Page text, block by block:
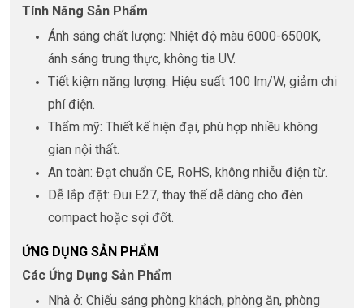
Tính Năng Sản Phẩm
Ánh sáng chất lượng: Nhiệt độ màu 6000-6500K,
ánh sáng trung thực, không tia UV.
Tiết kiệm năng lượng: Hiệu suất 100 lm/W, giảm chi
phí điện.
Thẩm mỹ: Thiết kế hiện đại, phù hợp nhiều không
gian nội thất.
An toàn: Đạt chuẩn CE, RoHS, không nhiễu điện từ.
Dễ lắp đặt: Đui E27, thay thế dễ dàng cho đèn
compact hoặc sợi đốt.
ỨNG DỤNG SẢN PHẨM
Các Ứng Dụng Sản Phẩm
Nhà ở: Chiếu sáng phòng khách, phòng ăn, phòng